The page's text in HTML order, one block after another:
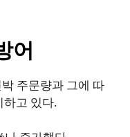
어
주문량과 그에 따
하고 있다.